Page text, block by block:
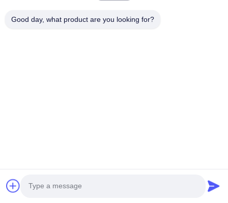
Good day, what product are you looking for?